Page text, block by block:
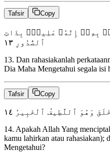
Tafsir Copy
بِهِۦٓ إِنَّهُۥ عَلِيمٌۢ بِذَاتِ
ٱلصُّدُورِ ١٣
13. Dan rahasiakanlah
Dia Maha Mengetahui segala isi
Tafsir Copy
وَهُوَ ٱللَّطِيفُ ٱلْخَبِيرُ ١٤
14. Apakah Allah Yang
kamu lahirkan atau rahasiakan);
Mengetahui?